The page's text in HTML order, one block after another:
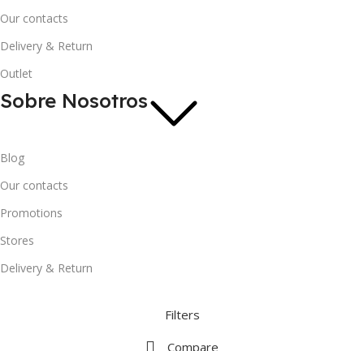
Our contacts
Delivery & Return
Outlet
Sobre Nosotros
Blog
Our contacts
Promotions
Stores
Delivery & Return
Filters
Compare